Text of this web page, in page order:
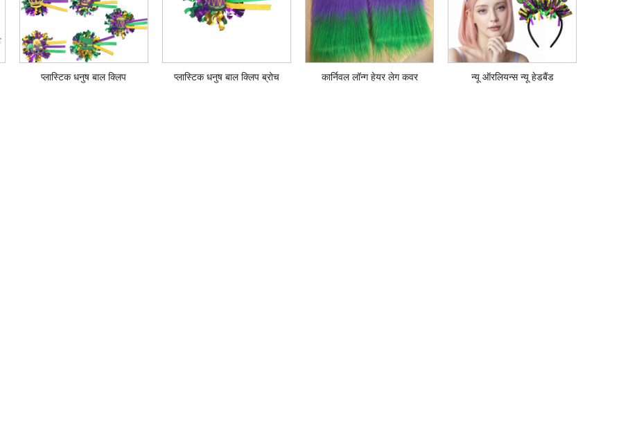
प्लास्टिक धनुष बाल क्लिप प्लास्टिक धनुष बाल क्लिप ब्रोच कार्निवल लॉन्ग हेयर लेग कवर न्यू ऑरलियन्स न्यू हेडबैंड